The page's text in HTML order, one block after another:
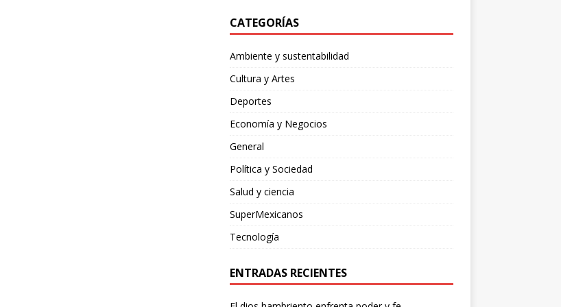
CATEGORÍAS
Ambiente y sustentabilidad
Cultura y Artes
Deportes
Economía y Negocios
General
Política y Sociedad
Salud y ciencia
SuperMexicanos
Tecnología
ENTRADAS RECIENTES